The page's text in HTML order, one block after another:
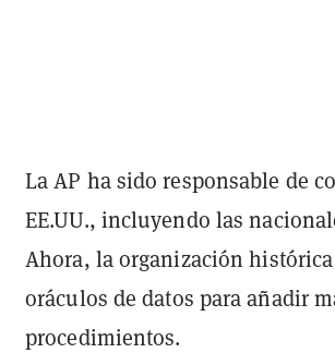
La AP ha sido responsable de
EE.UU., incluyendo las
Ahora, la organización
oráculos de datos para añadir
procedimientos.